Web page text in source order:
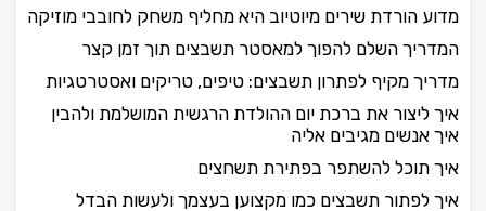
מדוע הורדת שירים מיוטיוב היא מחליף משחק לחובבי מוזיקה
המדריך השלם להפוך למאסטר תשבצים תוך זמן קצר
מדריך מקיף לפתרון תשבצים: טיפים, טריקים ואסטרטגיות
איך ליצור את ברכת יום ההולדת הרגשית המושלמת ולהבין
איך אנשים מגיבים אליה
איך תוכל להשתפר בפתירת תשחצים
איך לפתור תשבצים כמו מקצוען בעצמך ולעשות הבדל